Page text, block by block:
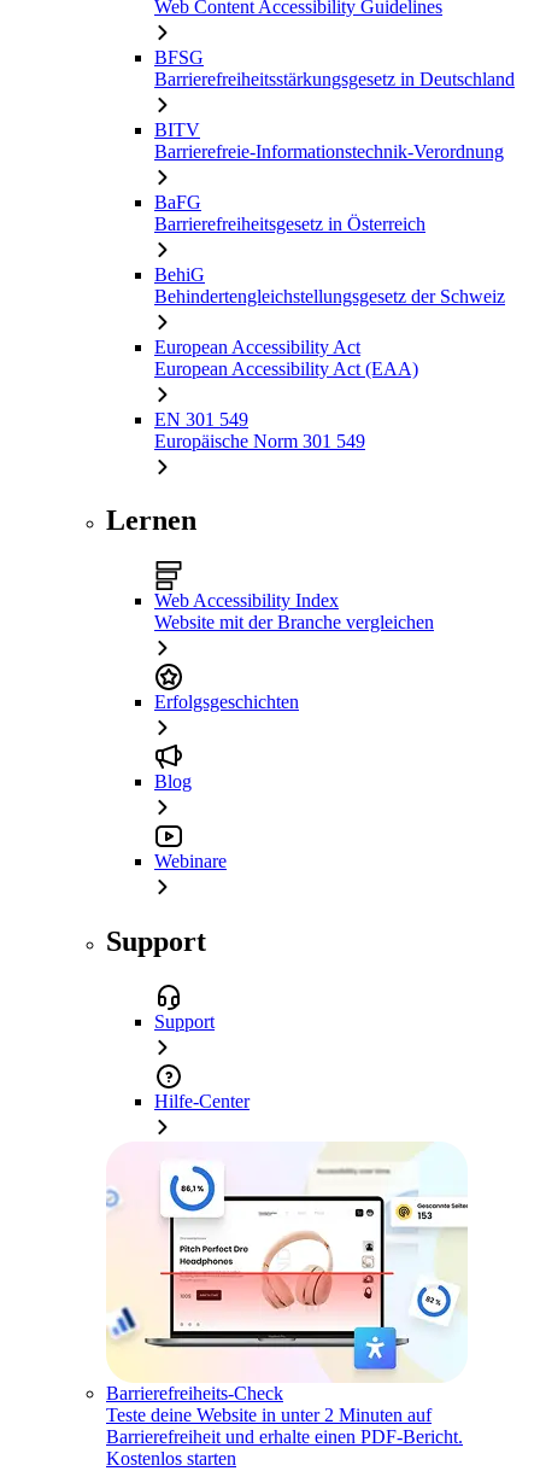
Web Content Accessibility Guidelines
BFSG
Barrierefreiheitsstärkungsgesetz in Deutschland
BITV
Barrierefreie-Informationstechnik-Verordnung
BaFG
Barrierefreiheitsgesetz in Österreich
BehiG
Behindertengleichstellungsgesetz der Schweiz
European Accessibility Act
European Accessibility Act (EAA)
EN 301 549
Europäische Norm 301 549
Lernen
Web Accessibility Index
Website mit der Branche vergleichen
Erfolgsgeschichten
Blog
Webinare
Support
Support
Hilfe-Center
Barrierefreiheits-Check
Teste deine Website in unter 2 Minuten auf
Barrierefreiheit und erhalte einen PDF-Bericht.
Kostenlos starten